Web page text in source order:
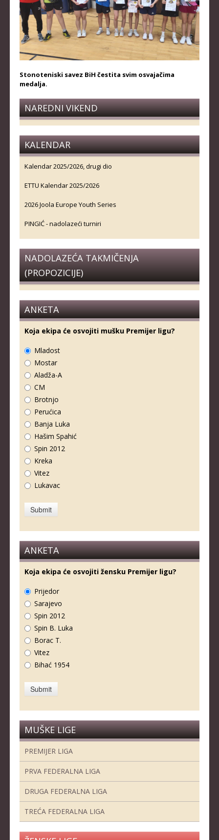
Stonoteniski savez BiH čestita svim osvajačima
medalja.
NAREDNI VIKEND
KALENDAR
Kalendar 2025/2026, drugi dio
ETTU Kalendar 2025/2026
2026 Joola Europe Youth Series
PINGIĆ - nadolazeći turniri
NADOLAZEĆA TAKMIČENJA
(PROPOZICIJE)
ANKETA
Koja ekipa će osvojiti mušku Premijer ligu?
Mladost
Mostar
Aladža-A
CM
Brotnjo
Perućica
Banja Luka
Hašim Spahić
Spin 2012
Kreka
Vitez
Lukavac
ANKETA
Koja ekipa će osvojiti žensku Premijer ligu?
Prijedor
Sarajevo
Spin 2012
Spin B. Luka
Borac T.
Vitez
Bihać 1954
MUŠKE LIGE
PREMIJER LIGA
PRVA FEDERALNA LIGA
DRUGA FEDERALNA LIGA
TREĆA FEDERALNA LIGA